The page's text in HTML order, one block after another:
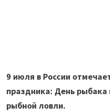
9 июля в России
праздника: День рыбака
рыбной ловли.